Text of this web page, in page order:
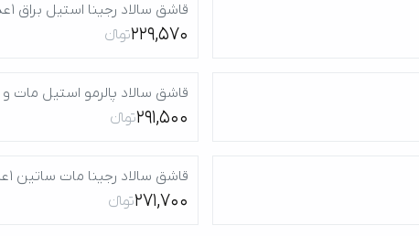
قاشق سالاد رجینا استیل براق 1عدد
229,570تومانءءء
قاشق سالاد پالرمو استیل مات و
291,500تومانءءء
قاشق سالاد رجینا مات ساتین 1عدد
271,700تومانءءء